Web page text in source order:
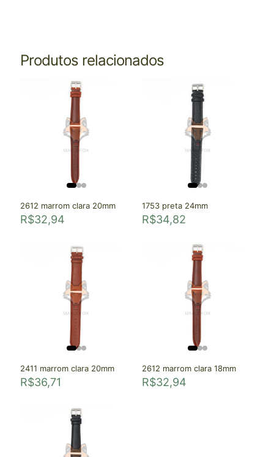
Produtos relacionados
2612 marrom clara 20mm
R$32,94
1753 preta 24mm
R$34,82
2411 marrom clara 20mm
R$36,71
2612 marrom clara 18mm
R$32,94